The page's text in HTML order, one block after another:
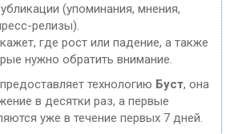
(упоминания, мнения,
релизы).
где рост или падение, а также
нужно обратить внимание.
технологию Буст, она
в десятки раз, а первые
уже в течение первых 7 дней.